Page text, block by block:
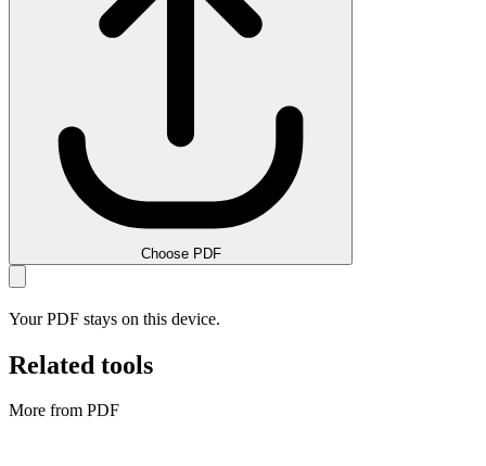
Choose PDF
Your PDF stays on this device.
Related tools
More from PDF